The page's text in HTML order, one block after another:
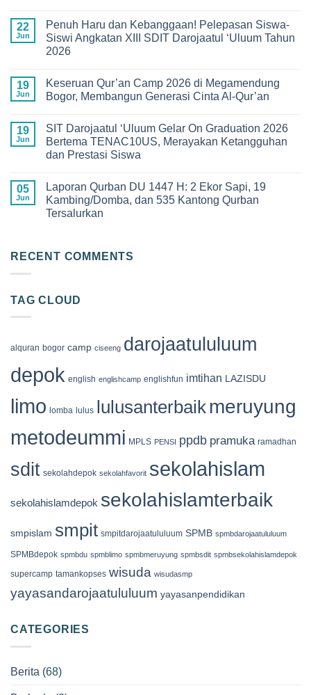
on
Bukan
Sekadar
Pengenalan
Keseruan
MPLS
Ramah
SMPIT
Darojaatul
Uluum
yang
Penuh
22
Jun
Penuh Haru dan Kebanggaan! Pelepasan Siswa-
Siswi Angkatan XIII SDIT Darojaatul ‘Uluum Tahun
2026
on
Penuh
Haru
Pelepasan
Siswa-
Siswi
Angkatan
Darojaatul
‘Uluum
Tahun
2026
19
Jun
Keseruan Qur’an Camp 2026 di Megamendung
Bogor, Membangun Generasi Cinta Al-Qur’an
on
Keseruan
Qur’an
Camp
Megamendung
Bogor,
Membangun
Generasi
Cinta
19
Jun
SIT Darojaatul ‘Uluum Gelar On Graduation 2026
Bertema TENAC10US, Merayakan Ketangguhan
dan Prestasi Siswa
SIT
Darojaatul
‘Uluum
Bertema
dan
Prestasi
05
Jun
Laporan Qurban DU 1447 H: 2 Ekor Sapi, 19
Kambing/Domba, dan 535 Kantong Qurban
Tersalurkan
Laporan
Qurban
2
dan
535
Qurban
Tersalurkan
RECENT COMMENTS
TAG CLOUD
alquran bogor camp ciseeng darojaatululuum
depok english englishcamp englishfun imtihan LAZISDU
limo lomba lulus lulusanterbaik meruyung
metodeummi MPLS PENSI ppdb pramuka ramadhan
sdit sekolahdepok sekolahfavorit sekolahislam
sekolahislamdepok sekolahislamterbaik
smpislam smpit smpitdarojaatululuum SPMB spmbdarojaatululuum
SPMBdepok spmbdu spmblimo spmbmeruyung spmbsdit spmbsekolahislamdepok
supercamp tamankopses wisuda wisudasmp
yayasandarojaatululuum yayasanpendidikan
CATEGORIES
Berita (68)